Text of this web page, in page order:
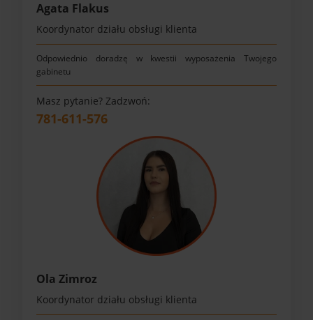
Agata Flakus
Koordynator działu obsługi klienta
Odpowiednio doradzę w kwestii wyposażenia Twojego
gabinetu
Masz pytanie? Zadzwoń:
781-611-576
Ola Zimroz
Koordynator działu obsługi klienta